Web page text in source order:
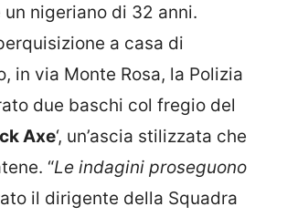
un nigeriano di 32 anni.
a casa di
in via Monte Rosa, la Polizia
due baschi col fregio del
Axe‘, un’ascia stilizzata che
“Le indagini proseguono
il dirigente della Squadra